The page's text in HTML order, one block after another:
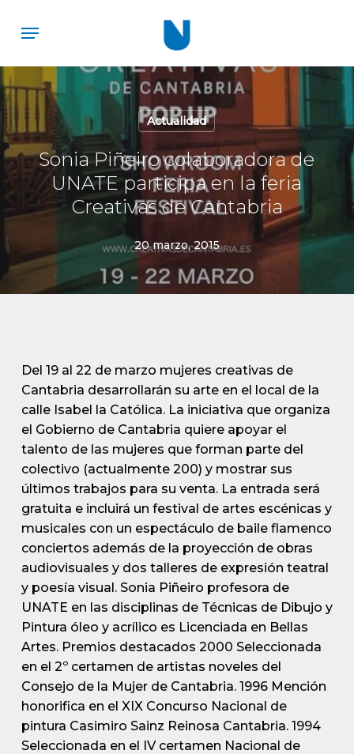
content
Menu
Actualidad
Sonia Piñeiro colaboradora de
UNATE participa en la feria
Creativas de Cantabria
20 marzo, 2015
Del 19 al 22 de marzo mujeres creativas de
Cantabria desarrollarán su arte en el local de la
calle Isabel la Católica. La iniciativa que organiza
el Gobierno de Cantabria quiere apoyar el
talento de las mujeres que forman parte del
colectivo (actualmente 200) y mostrar sus
últimos trabajos para su venta. La entrada será
gratuita e incluirá un festival de artes escénicas y
musicales con un espectáculo de baile flamenco
conciertos además de la proyección de obras
audiovisuales y dos talleres de expresión teatral
y poesía visual. Sonia Piñeiro profesora de
UNATE en las disciplinas de Técnicas de Dibujo y
Pintura óleo y acrílico es Licenciada en Bellas
Artes. Premios destacados 2000 Seleccionada
en el 2º certamen de artistas noveles del
Consejo de la Mujer de Cantabria. 1996 Mención
honorifica en el XIX Concurso Nacional de
pintura Casimiro Sainz Reinosa Cantabria. 1994
Seleccionada en el IV certamen Nacional de